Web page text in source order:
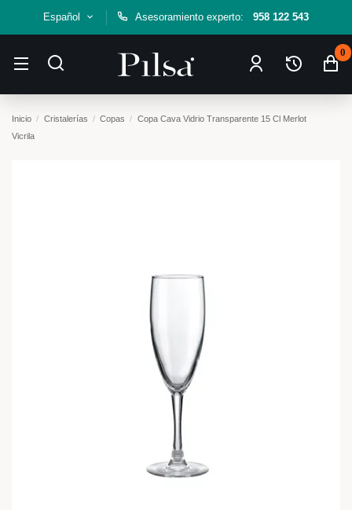
Español Asesoramiento experto: 958 122 543
0
Inicio Cristalerías Copas
Copa Cava Vidrio Transparente 15 Cl Merlot
Vicrila